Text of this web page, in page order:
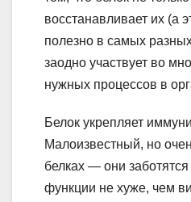
восстанавливает их (а
полезно в самых
заодно участвует во
нужных процессов в
Белок укрепляет
Малоизвестный, но
белках — они
функции не хуже, чем